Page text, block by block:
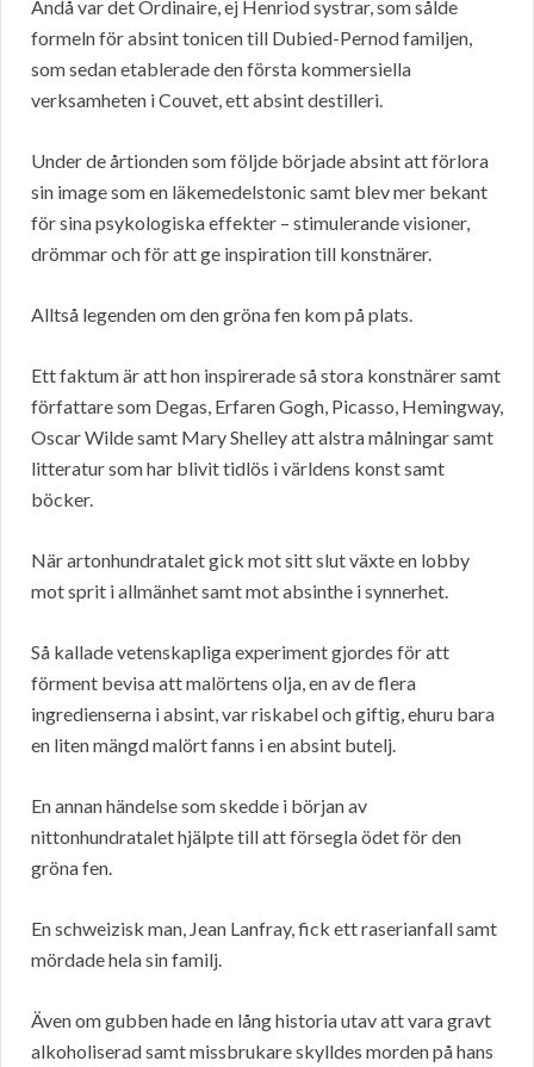
Ändå var det Ordinaire, ej Henriod systrar, som sålde
formeln för absint tonicen till Dubied-Pernod familjen,
som sedan etablerade den första kommersiella
verksamheten i Couvet, ett absint destilleri.
Under de årtionden som följde började absint att förlora
sin image som en läkemedelstonic samt blev mer bekant
för sina psykologiska effekter – stimulerande visioner,
drömmar och för att ge inspiration till konstnärer.
Alltså legenden om den gröna fen kom på plats.
Ett faktum är att hon inspirerade så stora konstnärer samt
författare som Degas, Erfaren Gogh, Picasso, Hemingway,
Oscar Wilde samt Mary Shelley att alstra målningar samt
litteratur som har blivit tidlös i världens konst samt
böcker.
När artonhundratalet gick mot sitt slut växte en lobby
mot sprit i allmänhet samt mot absinthe i synnerhet.
Så kallade vetenskapliga experiment gjordes för att
förment bevisa att malörtens olja, en av de flera
ingredienserna i absint, var riskabel och giftig, ehuru bara
en liten mängd malört fanns i en absint butelj.
En annan händelse som skedde i början av
nittonhundratalet hjälpte till att försegla ödet för den
gröna fen.
En schweizisk man, Jean Lanfray, fick ett raserianfall samt
mördade hela sin familj.
Även om gubben hade en lång historia utav att vara gravt
alkoholiserad samt missbrukare skylldes morden på hans